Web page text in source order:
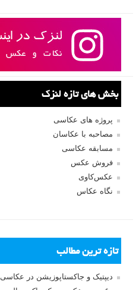
بخش های تازه لنزک
پروژه های عکاسی
مصاحبه با عکاسان
مسابقه عکاسی
فروش عکس
عکس‌کاوی
نگاه عکاس
تازه ترین مطالب
دیپتیک و جاکستا‌پوزیشن در عکاسی